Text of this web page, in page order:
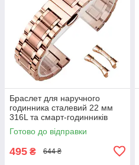
Браслет для наручного
годинника сталевий 22 мм
316L та смарт-годинників
Рожеве золото ( код:
IBW926Y1 )
Готово до відправки
495 ₴ 644 ₴